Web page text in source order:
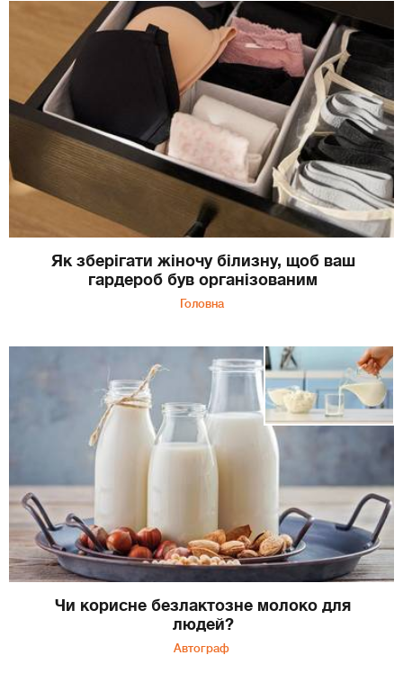
Як зберігати жіночу білизну, щоб ваш
гардероб був організованим
Головна
Чи корисне безлактозне молоко для
людей?
Автограф